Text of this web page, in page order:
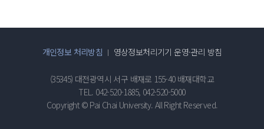
개인정보 처리방침 영상정보처리기기 운영·관리 방침
(35345) 대전광역시 서구 배재로 155-40 배재대학교
TEL. 042-520-1885, 042-520-5000
Copyright © Pai Chai University. All Right Reserved.